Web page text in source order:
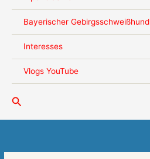
Bayerischer Gebirgsschweißhund
Interesses
Vlogs YouTube
Zoeken